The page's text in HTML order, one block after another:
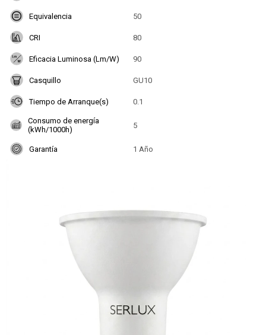
Equivalencia 50
CRI 80
Eficacia Luminosa (Lm/W) 90
Casquillo GU10
Tiempo de Arranque(s) 0.1
Consumo de energía
(kWh/1000h)
5
Garantía 1 Año